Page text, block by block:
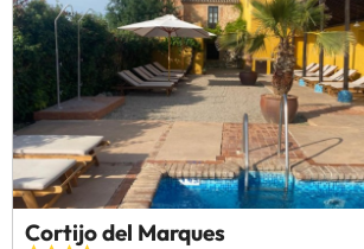
Cortijo del Marques